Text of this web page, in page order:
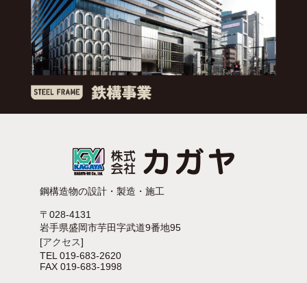
鋼構造物の設計・製造・施工
〒028-4131
岩手県盛岡市芋田字武道9番地95
[アクセス]
TEL 019-683-2620
FAX 019-683-1998